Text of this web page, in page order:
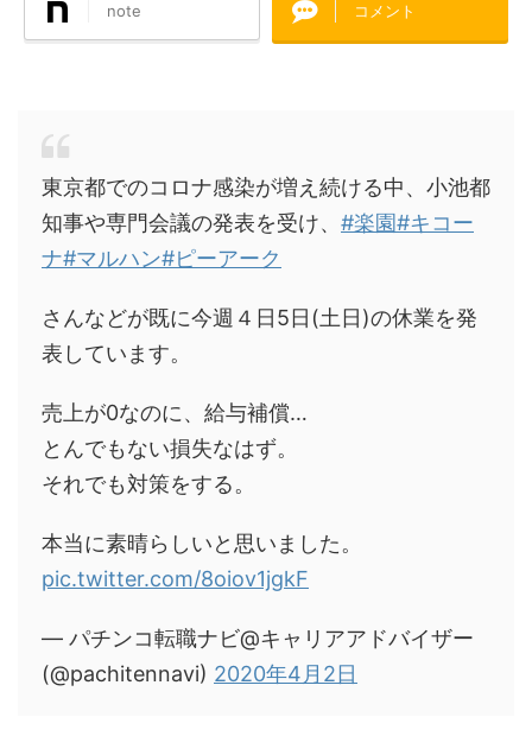
note コメント
東京都でのコロナ感染が増え続ける中、小池都
知事や専門会議の発表を受け、 #楽園#キコー
ナ#マルハン#ピーアーク
さんなどが既に今週４日5日(土日)の休業を発
表しています。
売上が0なのに、給与補償…
とんでもない損失なはず。
それでも対策をする。
本当に素晴らしいと思いました。
pic.twitter.com/8oiov1jgkF
— パチンコ転職ナビ@キャリアアドバイザー
(@pachitennavi) 2020年4月2日